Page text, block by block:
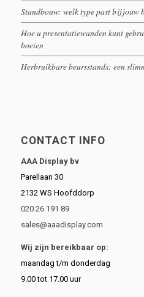
Standbouw: welk type past bij jouw
Hoe u presentatiewanden kunt
boeien
Herbruikbare beursstands: een
CONTACT INFO
AAA Display bv
Parellaan 30
2132 WS Hoofddorp
020 26 191 89
sales@aaadisplay.com
Wij zijn bereikbaar op:
maandag t/m donderdag
9.00 tot 17.00 uur